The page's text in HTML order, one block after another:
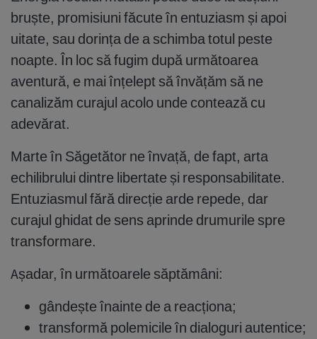
bruște, promisiuni făcute în entuziasm și apoi
uitate, sau dorința de a schimba totul peste
noapte. În loc să fugim după următoarea
aventură, e mai înțelept să învățăm să ne
canalizăm curajul acolo unde contează cu
adevărat.
Marte în Săgetător ne învață, de fapt, arta
echilibrului dintre libertate și responsabilitate.
Entuziasmul fără direcție arde repede, dar
curajul ghidat de sens aprinde drumurile spre
transformare.
Așadar, în următoarele săptămâni:
gândește înainte de a reacționa;
transformă polemicile în dialoguri autentice;